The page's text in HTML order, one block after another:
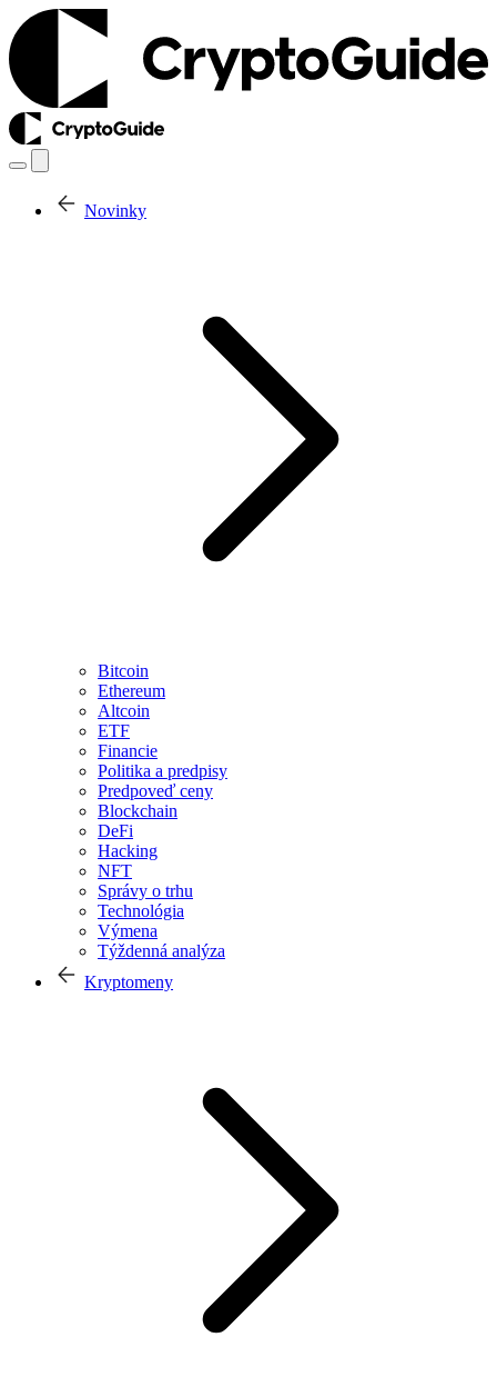
Novinky
Bitcoin
Ethereum
Altcoin
ETF
Financie
Politika a predpisy
Predpoveď ceny
Blockchain
DeFi
Hacking
NFT
Správy o trhu
Technológia
Výmena
Týždenná analýza
Kryptomeny